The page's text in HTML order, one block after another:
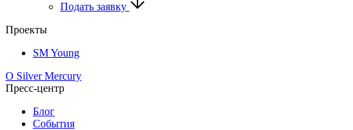
Подать заявку
Проекты
SM Young
О Silver Mercury
Пресс-центр
Блог
События